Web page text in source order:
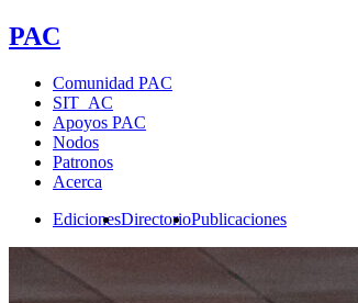
PAC
Comunidad PAC
SIT_AC
Apoyos PAC
Nodos
Patronos
Acerca
EdicionesDirectorioPublicaciones